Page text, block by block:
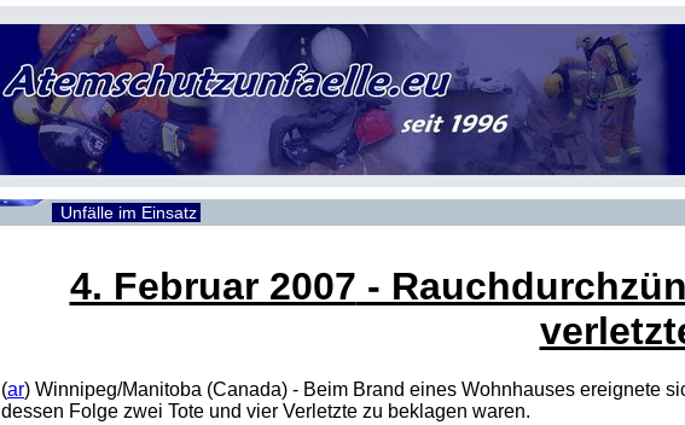
Unfälle im Einsatz
4. Februar 2007 -
(ar) Winnipeg/Manitoba (Canada) - Beim Brand eines Wohnhauses ereignete
dessen Folge zwei Tote und vier Verletzte zu beklagen waren.